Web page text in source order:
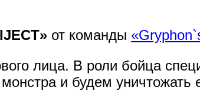
от команды
лица. В роли бойца
и будем уничтожать